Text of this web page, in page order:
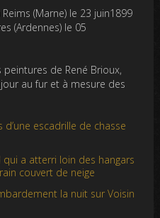
(Marne) le 23 juin1899
(Ardennes) le 05
peintures de René Brioux,
au fur et à mesure des
d’une escadrille de chasse
qui a atterri loin des hangars
couvert de neige
la nuit sur Voisin